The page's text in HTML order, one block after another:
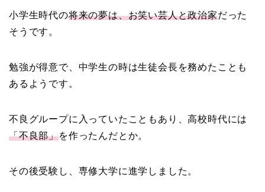
小学生時代の将来の夢は、お笑い芸人と政治家だった
そうです。
勉強が得意で、中学生の時は生徒会長を務めたことも
あるようです。
不良グループに入っていたこともあり、高校時代には
「不良部」を作ったんだとか。
その後受験し、専修大学に進学しました。